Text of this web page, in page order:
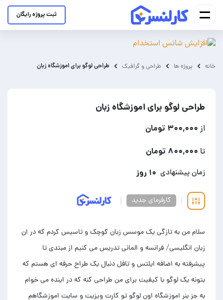
ثبت پروژه رایگان
خانه پروژه ها طراحی و گرافیک طراحی لوگو برای اموزشگاه زبان
طراحی لوگو برای اموزشگاه زبان
از ۳۰۰,۰۰۰ تومان
تا ۸۰۰,۰۰۰ تومان
زمان پیشنهادی ۱۰ روز
کارفرمای جدید
سلام من به تازگی یک موسس زبان کوچک و تاسیس کردم که در ان
زبان انگلیسی/ فرانسه و المانی تدریس می کنیم از مبتدی تا
پیشرفته به اضافه ایلتس و تافل دنبال یک طراح حرفه ای هستم که
بتونه یک لوگو با کیفیت برای من طراحی کنه که در اینده می خوام
به جز بنر اموزشگاه اون لوگو تو کارت ویزیت و سایت اموزشگاهم